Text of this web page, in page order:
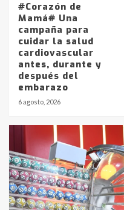
#Corazón de
Mamá# Una
campaña para
cuidar la salud
cardiovascular
antes, durante y
después del
embarazo
6 agosto, 2026